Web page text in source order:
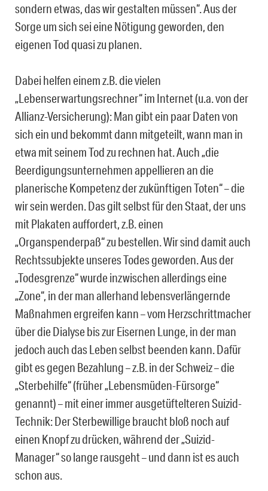
sondern etwas, das wir gestalten müssen“. Aus der
Sorge um sich sei eine Nötigung geworden, den
eigenen Tod quasi zu planen.
Dabei helfen einem z.B. die vielen
„Lebenserwartungsrechner“ im Internet (u.a. von der
Allianz-Versicherung): Man gibt ein paar Daten von
sich ein und bekommt dann mitgeteilt, wann man in
etwa mit seinem Tod zu rechnen hat. Auch „die
Beerdigungsunternehmen appellieren an die
planerische Kompetenz der zukünftigen Toten“ – die
wir sein werden. Das gilt selbst für den Staat, der uns
mit Plakaten auffordert, z.B. einen
„Organspenderpaß“ zu bestellen. Wir sind damit auch
Rechtssubjekte unseres Todes geworden. Aus der
„Todesgrenze“ wurde inzwischen allerdings eine
„Zone“, in der man allerhand lebensverlängernde
Maßnahmen ergreifen kann – vom Herzschrittmacher
über die Dialyse bis zur Eisernen Lunge, in der man
jedoch auch das Leben selbst beenden kann. Dafür
gibt es gegen Bezahlung – z.B. in der Schweiz – die
„Sterbehilfe“ (früher „Lebensmüden-Fürsorge“
genannt) – mit einer immer ausgetüftelteren Suizid-
Technik: Der Sterbewillige braucht bloß noch auf
einen Knopf zu drücken, während der „Suizid-
Manager“ so lange rausgeht – und dann ist es auch
schon aus.